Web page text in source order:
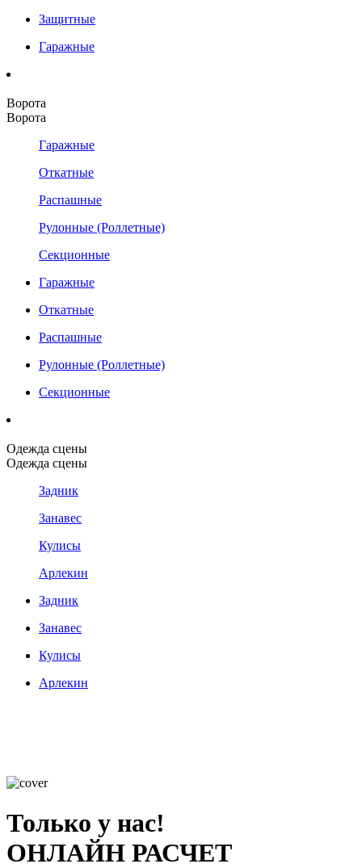
Защитные
Гаражные
Ворота
Ворота
Гаражные
Откатные
Распашные
Рулонные (Роллетные)
Секционные
Гаражные
Откатные
Распашные
Рулонные (Роллетные)
Секционные
Одежда сцены
Одежда сцены
Задник
Занавес
Кулисы
Арлекин
Задник
Занавес
Кулисы
Арлекин
Только у нас!
ОНЛАЙН РАСЧЕТ